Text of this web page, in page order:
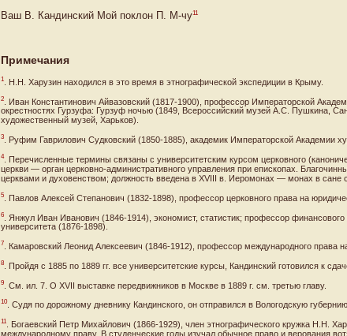
Ваш В. Кандинский Мой поклон П. М-чу11
Примечания
1 . Н.Н. Харузин находился в это время в этнографической экспедиции в Крыму.
2
. Иван Константинович Айвазовский (1817-1900), профессор Императорской
окрестностях Гурзуфа: Гурзуф ночью (1849, Всероссийский музей А.С. Пушкина,
художественный музей, Харьков).
3 . Руфим Гаврилович Судковский (1850-1885), академик Императорской Академии
4. Перечисленные термины связаны с университетским курсом церковного
церкви — орган церковно-административного управления при епископах.
церквами и духовенством; должность введена в XVIII в. Иеромонах — монах в сане
5 . Павлов Алексей Степанович (1832-1898), профессор церковного права на
6
. Янжул Иван Иванович (1846-1914), экономист, статистик; профессор
университета (1876-1898).
7 . Камаровский Леонид Алексеевич (1846-1912), профессор международного права
8 . Пройдя с 1885 по 1889 гг. все университетские курсы, Кандинский готовился к
9 . См. ил. 7. О XVII выставке передвижников в Москве в 1889 г. см. третью главу.
10 . Судя по дорожному дневнику Кандинского, он отправился в Вологодскую
11
. Богаевский Петр Михайлович (1866-1929), член этнографического кружка Н.Н.
международному праву. В студенческие годы изучал обычное право и верования